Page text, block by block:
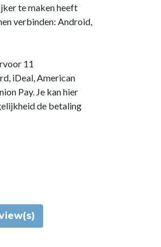
te maken heeft
verbinden: Android,
11
iDeal, American
Pay. Je kan hier
de betaling